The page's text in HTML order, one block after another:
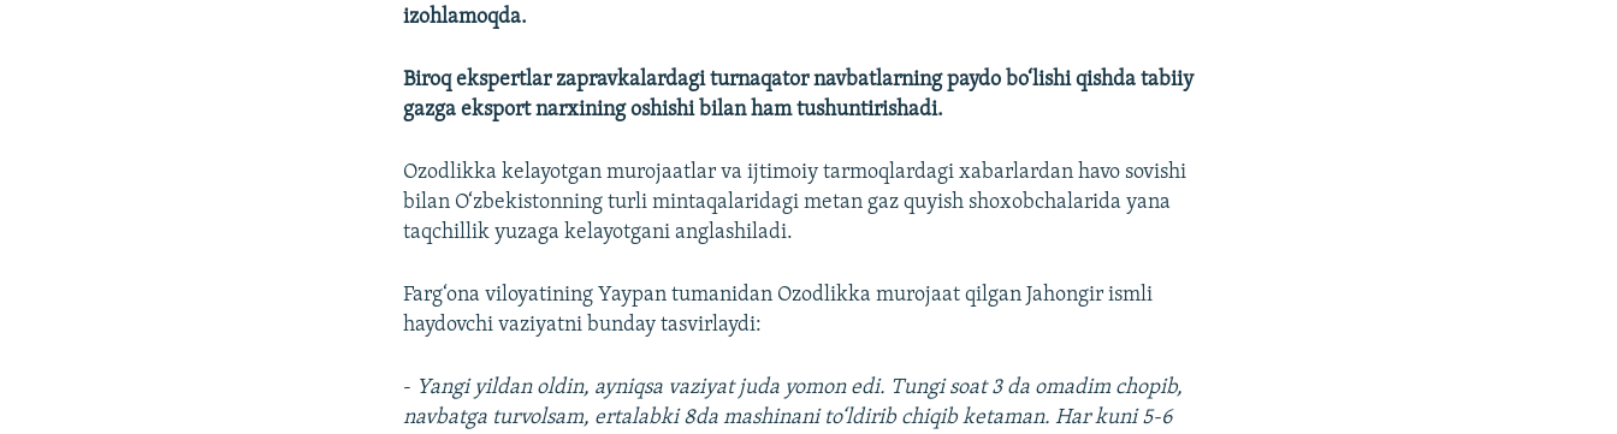
izohlamoqda.
Biroq ekspertlar zapravkalardagi turnaqator navbatlarning paydo bo‘lishi qishda tabiiy
gazga eksport narxining oshishi bilan ham tushuntirishadi.
Ozodlikka kelayotgan murojaatlar va ijtimoiy tarmoqlardagi xabarlardan havo sovishi
bilan O‘zbekistonning turli mintaqalaridagi metan gaz quyish shoxobchalarida yana
taqchillik yuzaga kelayotgani anglashiladi.
Farg‘ona viloyatining Yaypan tumanidan Ozodlikka murojaat qilgan Jahongir ismli
haydovchi vaziyatni bunday tasvirlaydi:
- Yangi yildan oldin, ayniqsa vaziyat juda yomon edi. Tungi soat 3 da omadim chopib,
navbatga turvolsam, ertalabki 8da mashinani to‘ldirib chiqib ketaman. Har kuni 5-6